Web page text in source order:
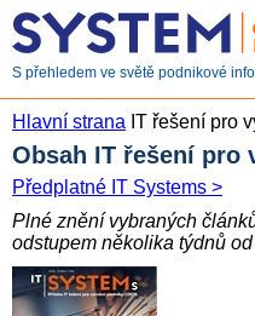
S přehledem ve světě podnikové
Hlavní strana IT řešení pro
Obsah IT řešení pro
Předplatné IT Systems >
Plné znění vybraných
odstupem několika týdnů